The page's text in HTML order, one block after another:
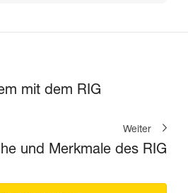
mit dem RIG
Weiter
und Merkmale des RIG